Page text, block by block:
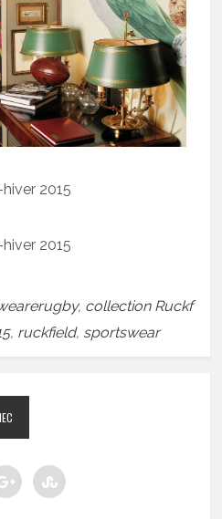
, collection Ruckf
, ruckfield, sportswear